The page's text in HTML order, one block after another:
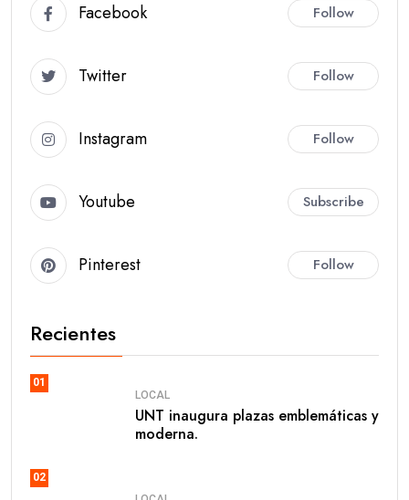
Facebook Follow
Twitter Follow
Instagram Follow
Youtube Subscribe
Pinterest Follow
Recientes
01
LOCAL
UNT inaugura plazas emblemáticas y
moderna.
02